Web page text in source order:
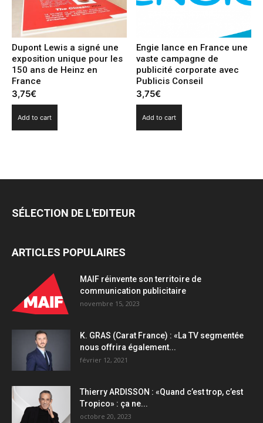
Dupont Lewis a signé une
exposition unique pour les
150 ans de Heinz en
France
3,75€
Add to cart
Engie lance en France une
vaste campagne de
publicité corporate avec
Publicis Conseil
3,75€
Add to cart
SÉLECTION DE L'EDITEUR
ARTICLES POPULAIRES
MAIF réinvente son territoire de
communication publicitaire
novembre 15, 2023
K. GRAS (Carat France) : «La TV segmentée
nous offrira également...
février 12, 2021
Thierry ARDISSON : «Quand c’est trop, c’est
Tropico» : ça ne...
octobre 20, 2023